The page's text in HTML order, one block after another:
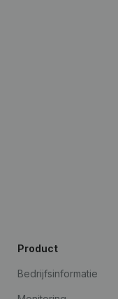
Product
Bedrijfsinformatie